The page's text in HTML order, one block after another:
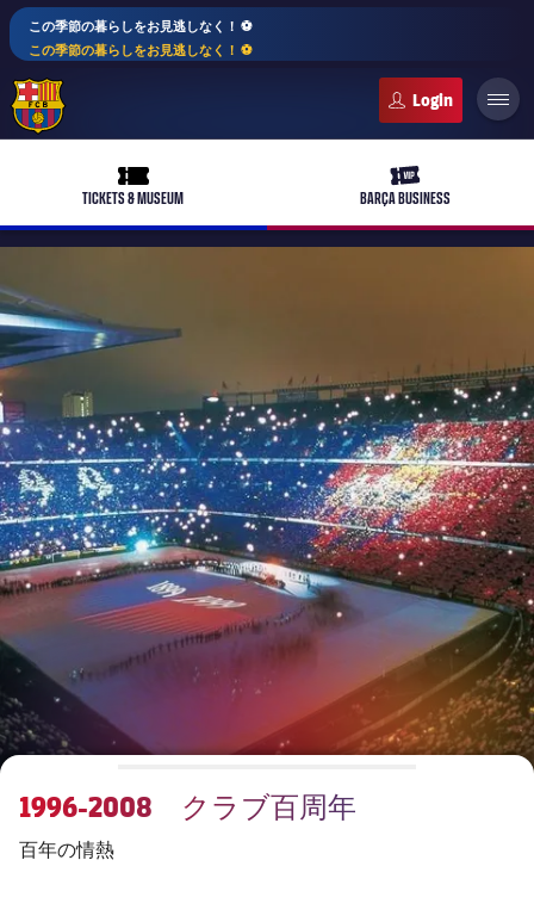
この季節の暮らしをお見逃しなく！ ⚽️
この季節の暮らしをお見逃しなく！ ⚽️
ticket-full
TICKETS & MUSEUM
ticket-vip
BARÇA BUSINESS
plusicon
label.aria.plus
バルサアカデミー
plusicon
label.aria.plus
10年毎
会長
レジェンド
監督
plusicon
label.aria.plus
プレスパス
Facilities
PLUSICON
LABEL.ARIA.PLUS
女子サッカー
plusicon
label.aria.plus
スケジュール
チケット
結果
順位表
バルサAtlètic
plusicon
label.aria.plus
スケジュール
チケット
結果
順位表
PLUSICON
LABEL.ARIA.PLUS
トップチーム
plusicon
label.aria.plus
チケット
結果
PLUSICON
LABEL.ARIA.PLUS
トップチーム
スケジュール
PLUSICON
LABEL.ARIA.PLUS
1996-2008 クラブ百周年
百年の情熱